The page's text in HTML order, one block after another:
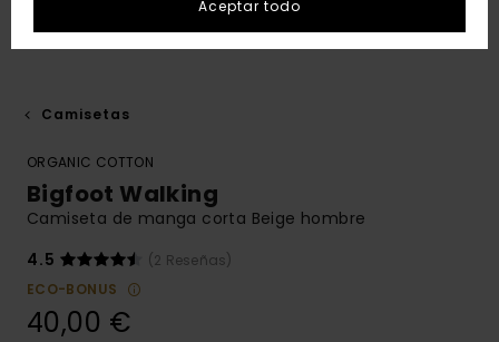
Camisetas
ORGANIC COTTON
Bigfoot Walking
Camiseta de manga corta Beige hombre
4.5
(2 Reseñas)
ECO-BONUS
40,00 €
Aceptar todo